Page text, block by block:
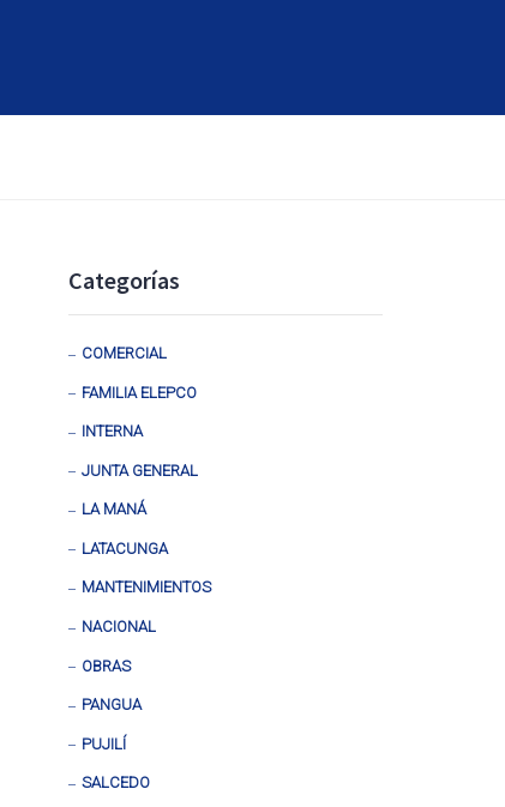
Categorías
COMERCIAL
FAMILIA ELEPCO
INTERNA
JUNTA GENERAL
LA MANÁ
LATACUNGA
MANTENIMIENTOS
NACIONAL
OBRAS
PANGUA
PUJILÍ
SALCEDO